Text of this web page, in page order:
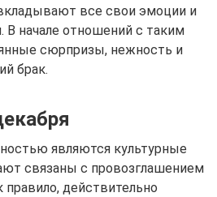
все свои эмоции и
В начале отношений с таким
сюрпризы, нежность и
брак.
являются культурные
связаны с провозглашением
действительно